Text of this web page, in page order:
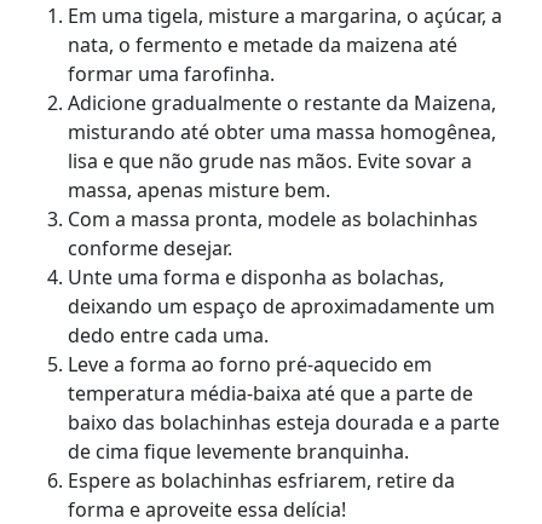
Em uma tigela, misture a margarina, o açúcar, a
nata, o fermento e metade da maizena até
formar uma farofinha.
Adicione gradualmente o restante da Maizena,
misturando até obter uma massa homogênea,
lisa e que não grude nas mãos. Evite sovar a
massa, apenas misture bem.
Com a massa pronta, modele as bolachinhas
conforme desejar.
Unte uma forma e disponha as bolachas,
deixando um espaço de aproximadamente um
dedo entre cada uma.
Leve a forma ao forno pré-aquecido em
temperatura média-baixa até que a parte de
baixo das bolachinhas esteja dourada e a parte
de cima fique levemente branquinha.
Espere as bolachinhas esfriarem, retire da
forma e aproveite essa delícia!